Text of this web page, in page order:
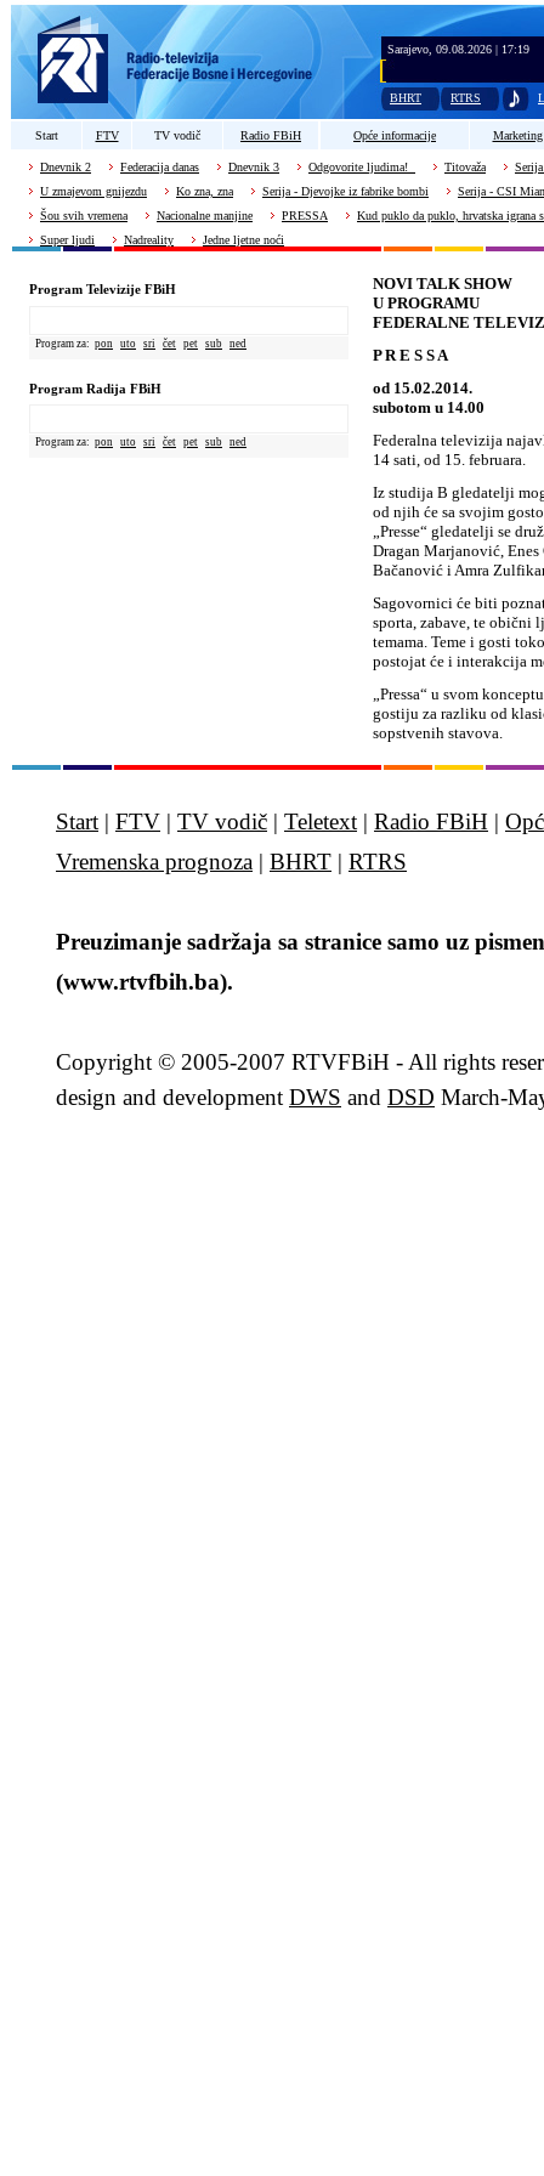
Sarajevo, 09.08.2026 | 17:19
BHRT RTRS
Start FTV TV vodič Radio FBiH Opće informacije Marketing
Dnevnik 2 Federacija danas Dnevnik 3 Odgovorite ljudima! Titovaža
U zmajevom gnijezdu
Ko zna, zna Serija - Djevojke iz fabrike bombi
Serija - CSI
Šou svih vremena
Nacionalne manjine PRESSA
Kud puklo da puklo, hrvatska igrana
Super ljudi
Nadreality Jedne ljetne noći
Program Televizije FBiH
Program za: pon uto sri čet pet sub ned
Program Radija FBiH
Program za: pon uto sri čet pet sub ned
NOVI TALK SHOW
U PROGRAMU
FEDERALNE
P R E S S A
od 15.02.2014.
subotom u 14.00
Federalna televizija
14 sati, od 15. februara.
Iz studija B gledatelji
od njih će sa svojim
„Presse“ gledatelji se
Dragan Marjanović, Enes
Bačanović i Amra
Sagovornici će biti
sporta, zabave, te obični
temama. Teme i gosti
postojat će i interakcija
„Pressa“ u svom
gostiju za razliku od
sopstvenih stavova.
Start | FTV | TV vodič | Teletext | Radio FBiH |
Vremenska prognoza | BHRT | RTRS
Preuzimanje sadržaja sa stranice samo uz
(www.rtvfbih.ba).
Copyright © 2005-2007 RTVFBiH - All rights
design and development DWS and DSD March-